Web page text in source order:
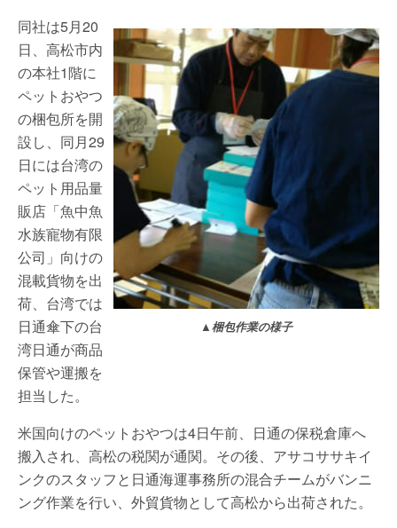
▲梱包作業の様子
同社は5月20
日、高松市内
の本社1階に
ペットおやつ
の梱包所を開
設し、同月29
日には台湾の
ペット用品量
販店「魚中魚
水族寵物有限
公司」向けの
混載貨物を出
荷、台湾では
日通傘下の台
湾日通が商品
保管や運搬を
担当した。
米国向けのペットおやつは4日午前、日通の保税倉庫へ
搬入され、高松の税関が通関。その後、アサコササキイ
ンクのスタッフと日通海運事務所の混合チームがバンニ
ング作業を行い、外貿貨物として高松から出荷された。